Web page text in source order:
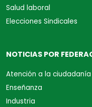
Salud laboral
Elecciones Sindicales
NOTICIAS POR
Atención a la ciudadanía
Enseñanza
Industria